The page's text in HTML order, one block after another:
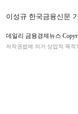
이성규 한국금융신문
데일리 금융경제뉴스
저작권법에 의거 상업적 목적